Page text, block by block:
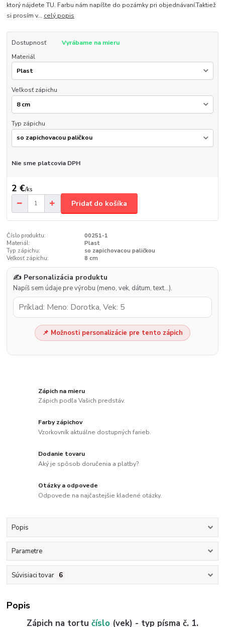
ktorý nájdete TU. Farbu nám napíšte do pozámky pri objednávaní.Taktiež
si prosím v... celý popis
Dostupnosť
Vyrábame na mieru
Materiál
Veľkosť zápichu
Typ zápichu
Nie sme platcovia DPH
2 €/ks
Pridať do košíka
Číslo produktu:
00251-1
Materiál:
Plast
Typ zápichu:
so zapichovacou paličkou
Veľkosť zápichu:
8 cm
✍️ Personalizácia produktu
Napíš sem údaje pre výrobu (meno, vek, dátum, text…).
📌 Možnosti personalizácie pre tento zápich
Zápich na mieru
Zápich podľa Vašich predstáv.
Farby zápichov
Vzorkovník aktuálne dostupných farieb.
Dodanie tovaru
Aký je spôsob doručenia a platby?
Otázky a odpovede
Odpovede na najčastejšie kladené otázky.
Popis
Parametre
Súvisiaci tovar 6
Popis
Zápich na tortu číslo (vek) - typ písma č. 1.